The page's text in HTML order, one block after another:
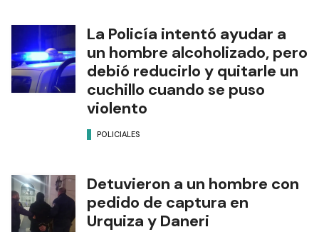
La Policía intentó ayudar a
un hombre alcoholizado, pero
debió reducirlo y quitarle un
cuchillo cuando se puso
violento
POLICIALES
Detuvieron a un hombre con
pedido de captura en
Urquiza y Daneri